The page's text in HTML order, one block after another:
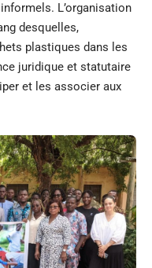
L’organisation
desquelles,
plastiques dans les
juridique et statutaire
et les associer aux